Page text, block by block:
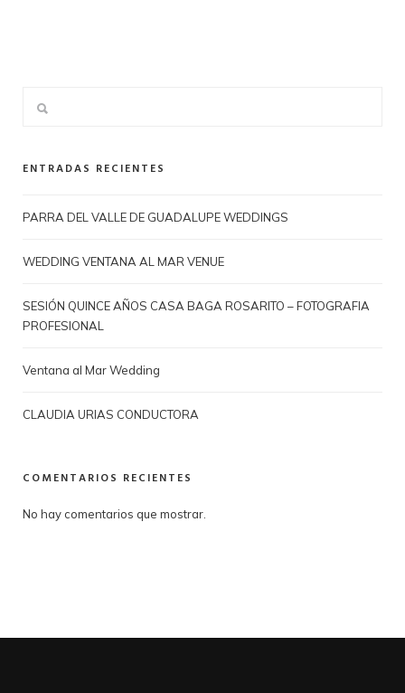
ENTRADAS RECIENTES
PARRA DEL VALLE DE GUADALUPE WEDDINGS
WEDDING VENTANA AL MAR VENUE
SESIÓN QUINCE AÑOS CASA BAGA ROSARITO – FOTOGRAFIA
PROFESIONAL
Ventana al Mar Wedding
CLAUDIA URIAS CONDUCTORA
COMENTARIOS RECIENTES
No hay comentarios que mostrar.